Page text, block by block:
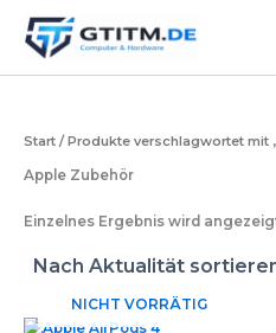
Inhalt
springen
Start / Produkte verschlagwortet mit
Apple Zubehör
Einzelnes Ergebnis wird
NICHT VORRÄTIG